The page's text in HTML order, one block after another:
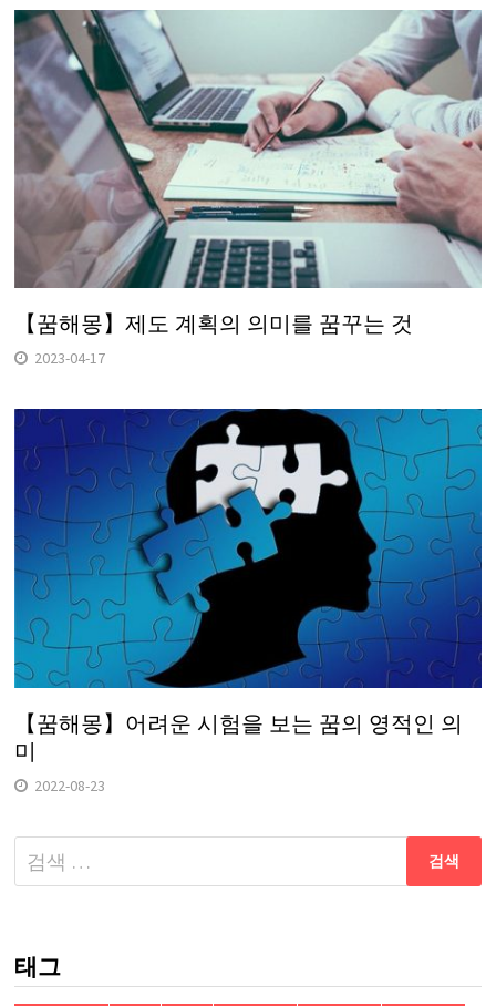
【꿈해몽】제도 계획의 의미를 꿈꾸는 것
2023-04-17
【꿈해몽】어려운 시험을 보는 꿈의 영적인 의
미
2022-08-23
다
음
태그